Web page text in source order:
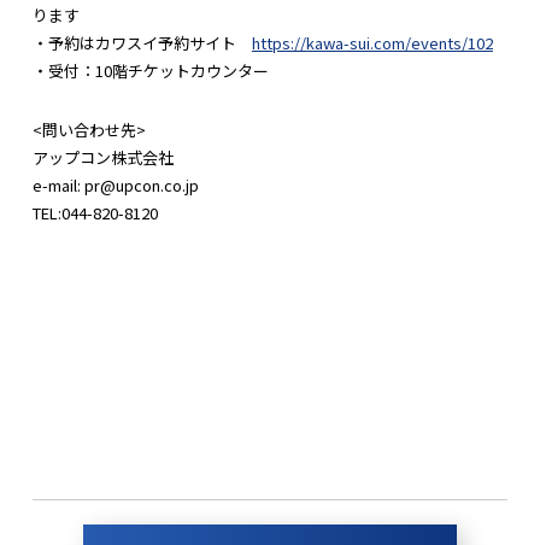
ります
・予約はカワスイ予約サイト https://kawa-sui.com/events/102
・受付：10階チケットカウンター
<問い合わせ先>
アップコン株式会社
e-mail: pr@upcon.co.jp
TEL:044-820-8120